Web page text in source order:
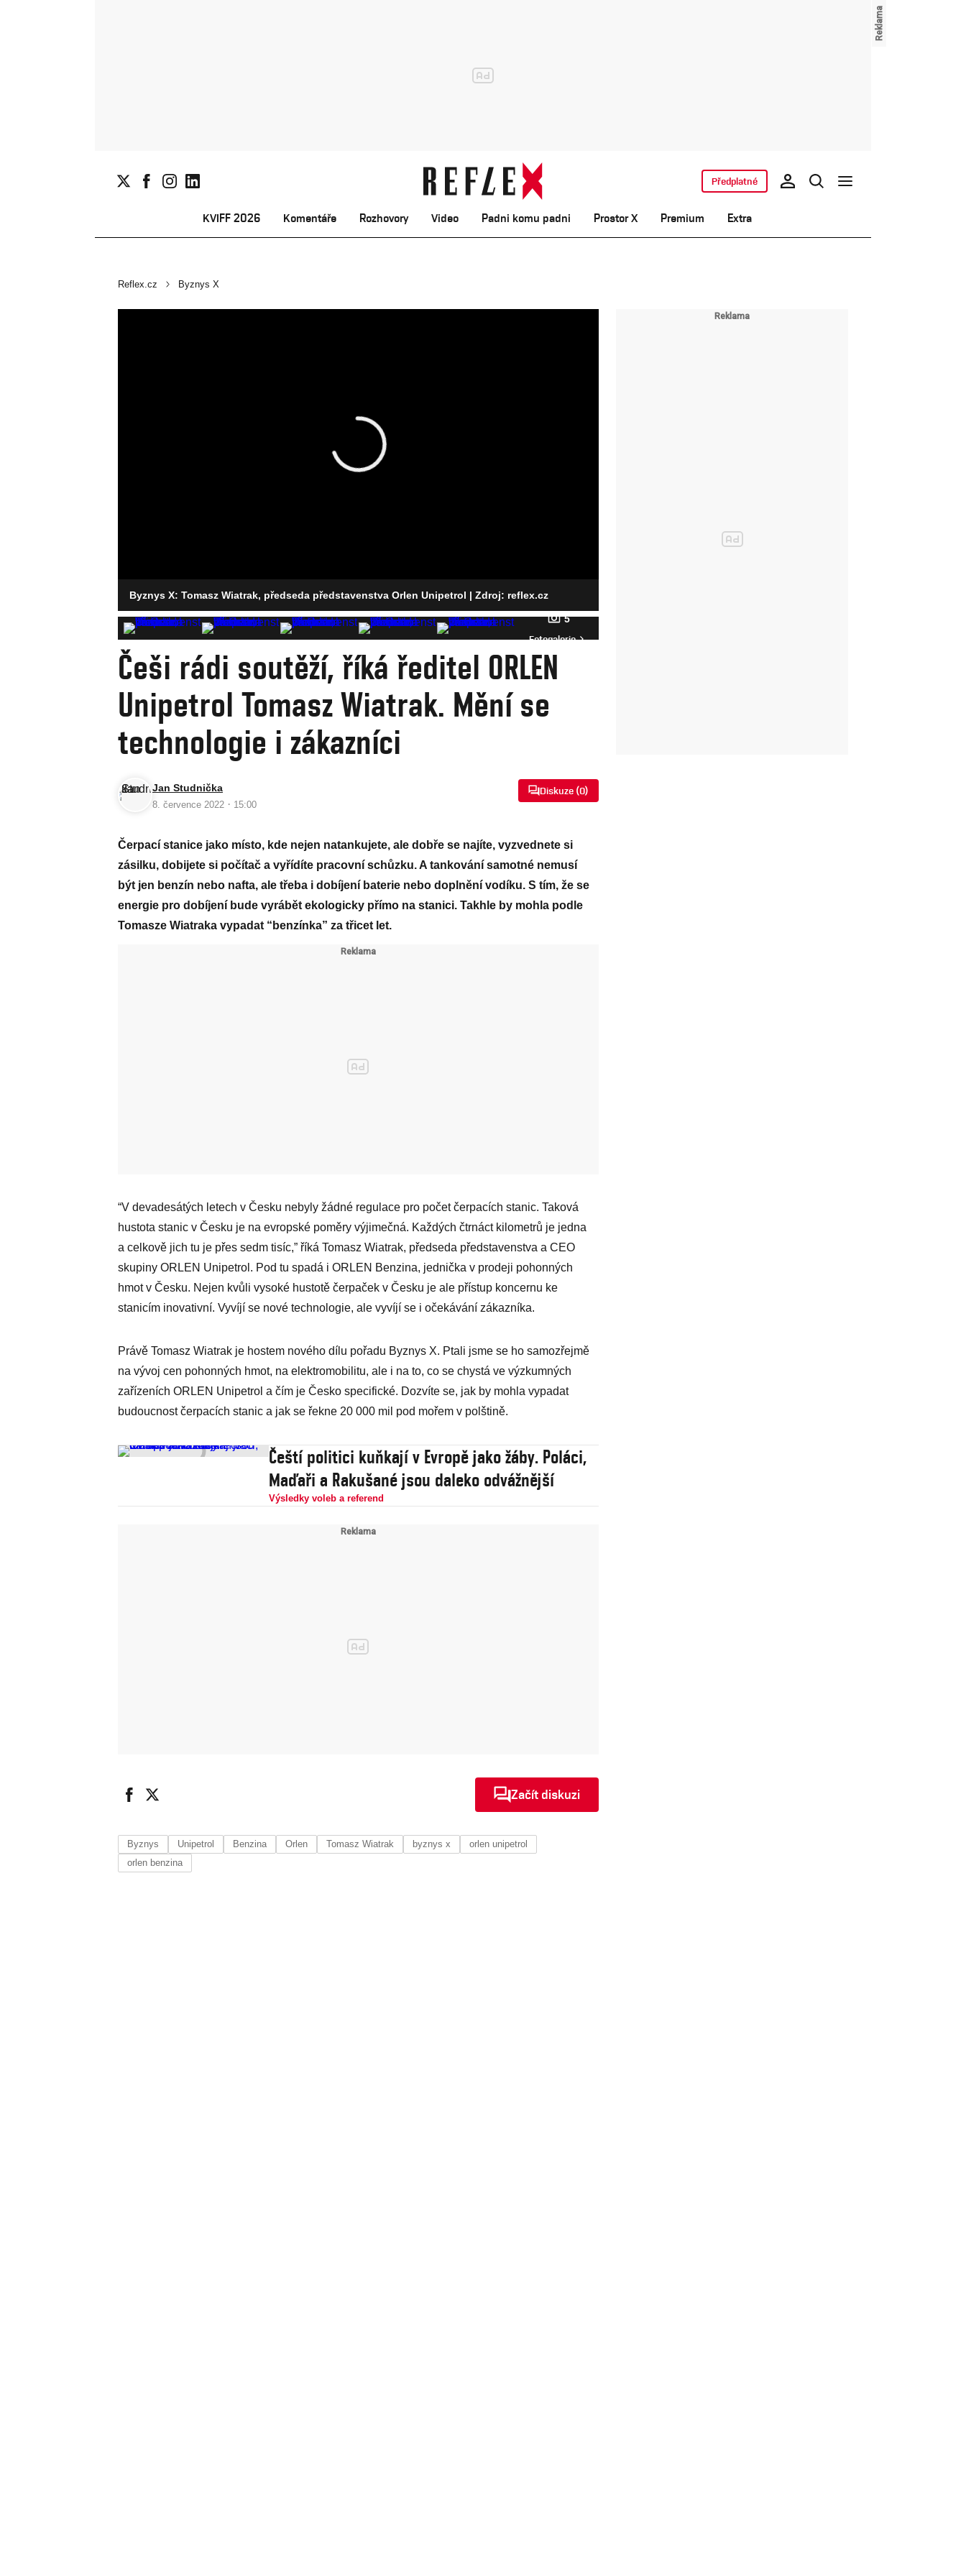
KVIFF 2026 Komentáře Rozhovory Video Padni komu padni Prostor X Premium Extra
Předplatné
Reflex.cz Byznys X
Byznys X: Tomasz Wiatrak, předseda představenstva Orlen Unipetrol | Zdroj: reflex.cz
5
Fotogalerie
Češi rádi soutěží, říká ředitel ORLEN
Unipetrol Tomasz Wiatrak. Mění se
technologie i zákazníci
Jan Studnička
8. července 2022 · 15:00
Diskuze (0)
Čerpací stanice jako místo, kde nejen natankujete, ale dobře se najíte, vyzvednete si
zásilku, dobijete si počítač a vyřídíte pracovní schůzku. A tankování samotné nemusí
být jen benzín nebo nafta, ale třeba i dobíjení baterie nebo doplnění vodíku. S tím, že se
energie pro dobíjení bude vyrábět ekologicky přímo na stanici. Takhle by mohla podle
Tomasze Wiatraka vypadat “benzínka” za třicet let.
“V devadesátých letech v Česku nebyly žádné regulace pro počet čerpacích stanic. Taková
hustota stanic v Česku je na evropské poměry výjimečná. Každých čtrnáct kilometrů je jedna
a celkově jich tu je přes sedm tisíc,” říká Tomasz Wiatrak, předseda představenstva a CEO
skupiny ORLEN Unipetrol. Pod tu spadá i ORLEN Benzina, jednička v prodeji pohonných
hmot v Česku. Nejen kvůli vysoké hustotě čerpaček v Česku je ale přístup koncernu ke
stanicím inovativní. Vyvíjí se nové technologie, ale vyvíjí se i očekávání zákazníka.
Právě Tomasz Wiatrak je hostem nového dílu pořadu Byznys X. Ptali jsme se ho samozřejmě
na vývoj cen pohonných hmot, na elektromobilitu, ale i na to, co se chystá ve výzkumných
zařízeních ORLEN Unipetrol a čím je Česko specifické. Dozvíte se, jak by mohla vypadat
budoucnost čerpacích stanic a jak se řekne 20 000 mil pod mořem v polštině.
Čeští politici kuňkají v Evropě jako žáby. Poláci,
Maďaři a Rakušané jsou daleko odvážnější
Výsledky voleb a referend
Začít diskuzi
Byznys Unipetrol Benzina Orlen Tomasz Wiatrak byznys x
orlen unipetrol
orlen benzina